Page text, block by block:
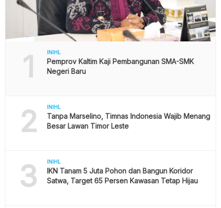
1 INIHL
Pemprov Kaltim Kaji Pembangunan SMA-SMK
Negeri Baru
2 INIHL
Tanpa Marselino, Timnas Indonesia Wajib Menang
Besar Lawan Timor Leste
3 INIHL
IKN Tanam 5 Juta Pohon dan Bangun Koridor
Satwa, Target 65 Persen Kawasan Tetap Hijau